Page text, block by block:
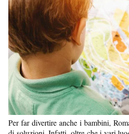
Per far divertire anche i bambini,